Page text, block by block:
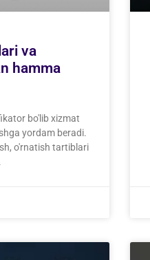
va
hamma
bo'lib xizmat
yordam beradi.
o'rnatish tartiblari